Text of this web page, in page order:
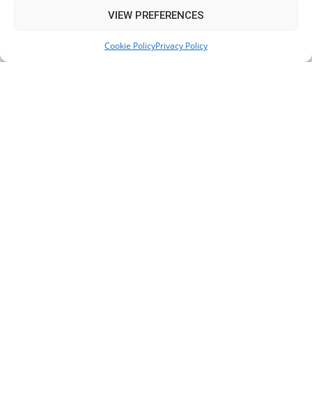
VIEW PREFERENCES
Cookie PolicyPrivacy Policy
This website uses cookies to improve your experience. We'll
Accept
Read More